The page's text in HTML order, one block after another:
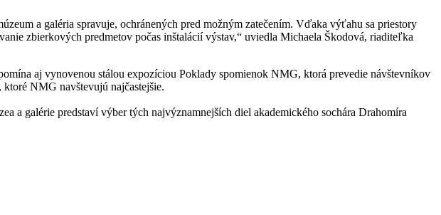
a galéria spravuje, ochránených pred možným zatečením. Vďaka výťahu sa priestory
zbierkových predmetov počas inštalácií výstav,“ uviedla Michaela Škodová, riaditeľka
aj vynovenou stálou expozíciou Poklady spomienok NMG, ktorá prevedie návštevníkov
NMG navštevujú najčastejšie.
a galérie predstaví výber tých najvýznamnejších diel akademického sochára Drahomíra